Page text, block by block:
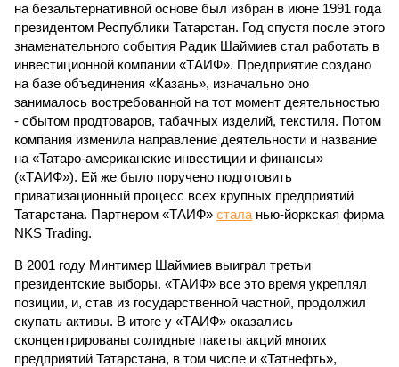
на безальтернативной основе был избран в июне 1991 года
президентом Республики Татарстан. Год спустя после этого
знаменательного события Радик Шаймиев стал работать в
инвестиционной компании «ТАИФ». Предприятие создано
на базе объединения «Казань», изначально оно
занималось востребованной на тот момент деятельностью
- сбытом продтоваров, табачных изделий, текстиля. Потом
компания изменила направление деятельности и название
на «Татаро-американские инвестиции и финансы»
(«ТАИФ»). Ей же было поручено подготовить
приватизационный процесс всех крупных предприятий
Татарстана. Партнером «ТАИФ» стала нью-йоркская фирма
NKS Trading.
В 2001 году Минтимер Шаймиев выиграл третьи
президентские выборы. «ТАИФ» все это время укреплял
позиции, и, став из государственной частной, продолжил
скупать активы. В итоге у «ТАИФ» оказались
сконцентрированы солидные пакеты акций многих
предприятий Татарстана, в том числе и «Татнефть»,